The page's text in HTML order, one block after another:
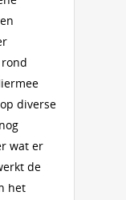
diverse
wat er
de
het